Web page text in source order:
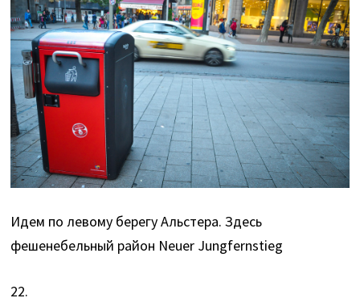
Идем по левому берегу Альстера. Здесь
фешенебельный район Neuer Jungfernstieg
22.